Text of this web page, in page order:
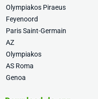
Olympiakos Piraeus
Feyenoord
Paris Saint-Germain
AZ
Olympiakos
AS Roma
Genoa